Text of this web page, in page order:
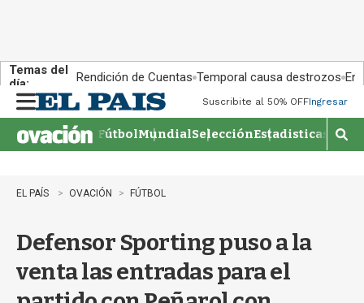
Temas del
día:
Rendición de Cuentas Temporal causa destrozos En
n
u
Suscribite al 50% OFFIngresar
FútbolMundialSelecciónEstadisticas
M
o
EL PAÍS OVACIÓN FÚTBOL
Defensor Sporting puso a la
venta las entradas para el